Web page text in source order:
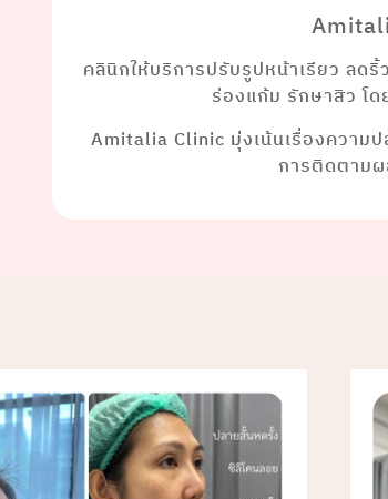
คลินิกให้บริการปรับรูปหน้าเรียว ลด
ร่องแก้ม รักษาสิว โ
Amitalia Clinic มุ่งเน้นเรื่องความ
การติดตาม